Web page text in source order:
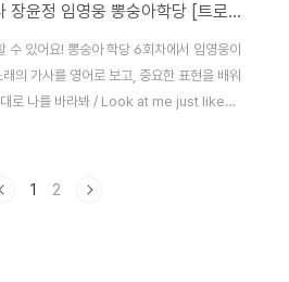
트로트 노래 ‘애가 타’ 가사 장윤정 임영웅 뽕숭아학당 [트로트 영어로]
수 있어요! 뽕숭아 학당 6회차에서 임영웅이
의 가사를 영어로 보고, 중요한 표현을 배워
로 나를 바라봐 / Look at me just like
with your eyes 만날때마다 자꾸만 /
어떻게 하면 좋아요 / What should I
1 2